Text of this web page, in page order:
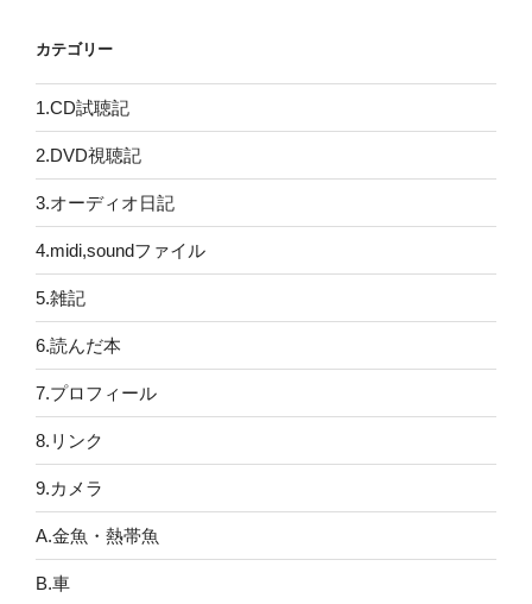
カテゴリー
1.CD試聴記
2.DVD視聴記
3.オーディオ日記
4.midi,soundファイル
5.雑記
6.読んだ本
7.プロフィール
8.リンク
9.カメラ
A.金魚・熱帯魚
B.車